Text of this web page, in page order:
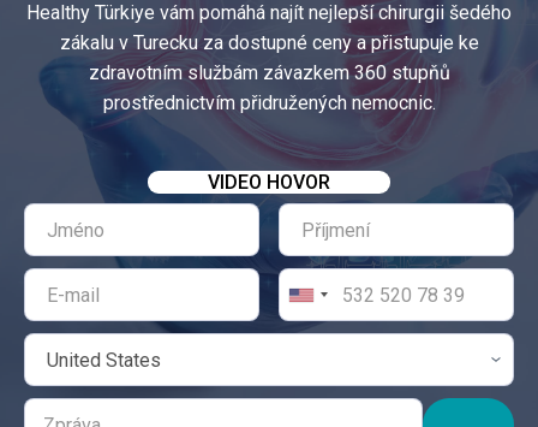
t
Healthy Türkiye vám pomáhá najít nejlepší chirurgii šedého
zákalu v Turecku za dostupné ceny a přistupuje ke
zdravotním službám závazkem 360 stupňů
prostřednictvím přidružených nemocnic.
VIDEO HOVOR